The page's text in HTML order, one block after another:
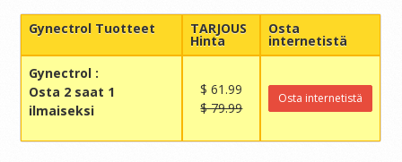
Gynectrol Tuotteet TARJOUS
Hinta
Osta
internetistä
Gynectrol :
Osta 2 saat 1
ilmaiseksi
$ 61.99
$ 79.99
Osta internetistä